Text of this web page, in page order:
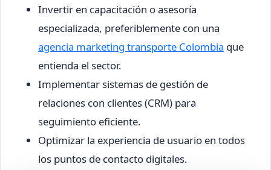
Invertir en capacitación o asesoría
especializada, preferiblemente con una
agencia marketing transporte Colombia que
entienda el sector.
Implementar sistemas de gestión de
relaciones con clientes (CRM) para
seguimiento eficiente.
Optimizar la experiencia de usuario en todos
los puntos de contacto digitales.